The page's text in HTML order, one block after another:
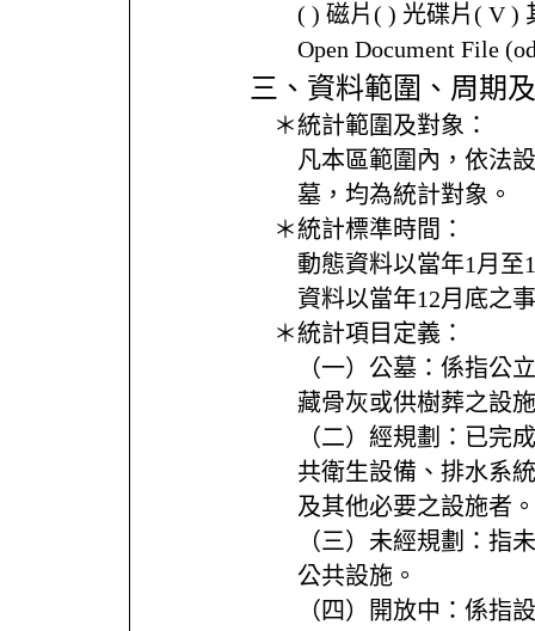
( ) 磁片( ) 光碟片( V )
Open Document File
三、資料範圍、周期
＊統計範圍及對象：
凡本區範圍內，依法
墓，均為統計對象。
＊統計標準時間：
動態資料以當年1月至
資料以當年12月底之
＊統計項目定義：
（一）公墓：係指公
藏骨灰或供樹葬之設
（二）經規劃：已完
共衛生設備、排水系
及其他必要之設施者。
（三）未經規劃：指
公共設施。
（四）開放中：係指